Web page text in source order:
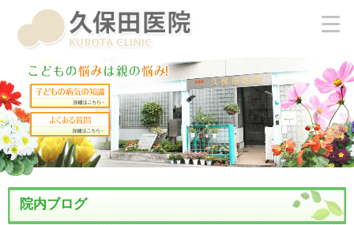
院内ブログ